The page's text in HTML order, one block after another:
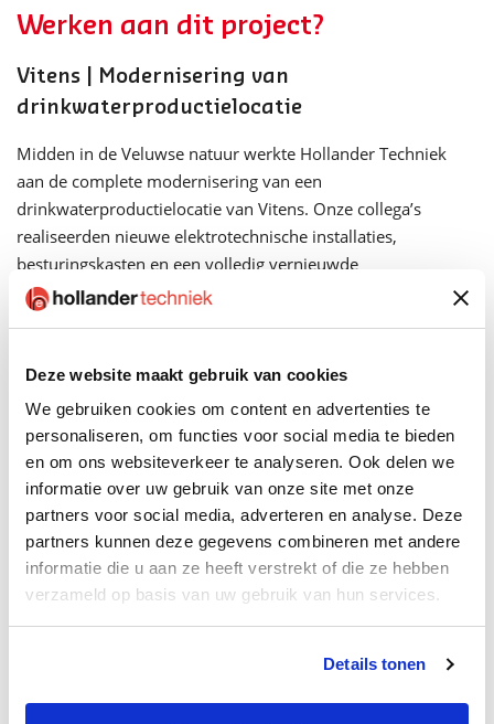
Deze website maakt gebruik van cookies
We gebruiken cookies om content en advertenties te
personaliseren, om functies voor social media te bieden
en om ons websiteverkeer te analyseren. Ook delen we
informatie over uw gebruik van onze site met onze
partners voor social media, adverteren en analyse. Deze
partners kunnen deze gegevens combineren met andere
informatie die u aan ze heeft verstrekt of die ze hebben
verzameld op basis van uw gebruik van hun services.
Details tonen
Werken aan dit project?
Vitens | Modernisering van
drinkwaterproductielocatie
Midden in de Veluwse natuur werkte Hollander Techniek
aan de complete modernisering van een
drinkwaterproductielocatie van Vitens. Onze collega’s
realiseerden nieuwe elektrotechnische installaties,
besturingskasten en een volledig vernieuwde
procesautomatisering — allemaal zónder de waterlevering
ook maar een moment te onderbreken. Ook duurzaamheid
en energiebesparende installaties leverden we een
toekomstbestendige oplossing. Werk je bij ons, dan werk je
aan uitdagende projecten met impact, in hechte teams en
met oog voor mens en omgeving.
Lees het hele projectverhaal
horen? Dit is het sollicitatieproces.